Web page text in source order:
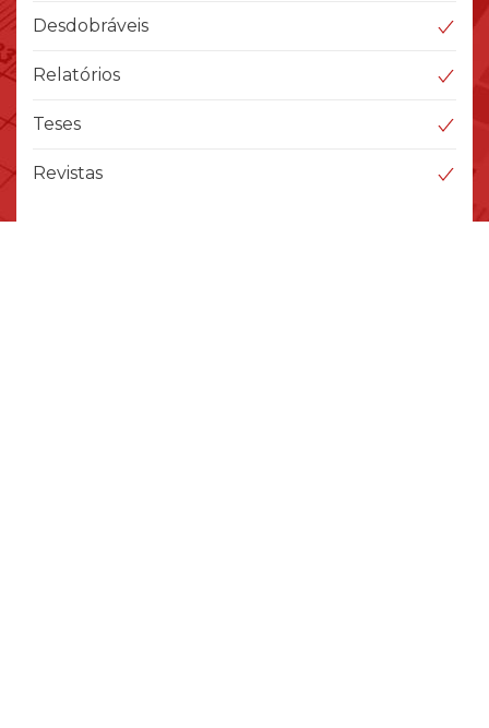
Desdobráveis
Relatórios
Teses
Revistas